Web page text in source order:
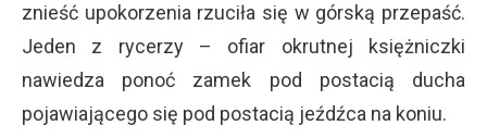
znieść upokorzenia rzuciła się w górską przepaść.
Jeden z rycerzy – ofiar okrutnej księżniczki
nawiedza ponoć zamek pod postacią ducha
pojawiającego się pod postacią jeźdźca na koniu.